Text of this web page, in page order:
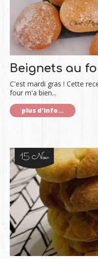
Beignets au
C'est mardi gras ! Cette
four m'a bien...
plus d'info...
15 Nov